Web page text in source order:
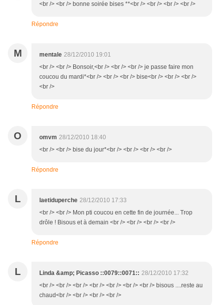
<br /> <br /> bonne soirée bises **<br /> <br /> <br /> <br />
Répondre
M mentale 28/12/2010 19:01
<br /> <br /> Bonsoir,<br /> <br /> <br /> je passe faire mon
coucou du mardi*<br /> <br /> <br /> bise<br /> <br /> <br />
<br />
Répondre
O omvm 28/12/2010 18:40
<br /> <br /> bise du jour*<br /> <br /> <br /> <br />
Répondre
L laetiduperche 28/12/2010 17:33
<br /> <br /> Mon pti coucou en cette fin de journée... Trop
drôle ! Bisous et à demain <br /> <br /> <br /> <br />
Répondre
L Linda &amp; Picasso ::0079::0071:: 28/12/2010 17:32
<br /> <br /> <br /> <br /> <br /> <br /> <br /> bisous ....reste au
chaud<br /> <br /> <br /> <br />